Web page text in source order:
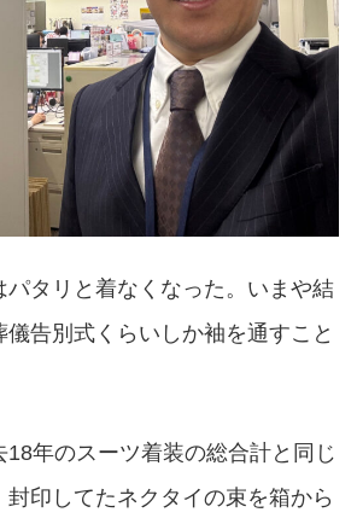
パタリと着なくなった。いまや結
告別式くらいしか袖を通すこと
18年のスーツ着装の総合計と同じ
封印してたネクタイの束を箱から